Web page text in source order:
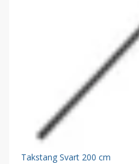
Takstang Svart 200 cm